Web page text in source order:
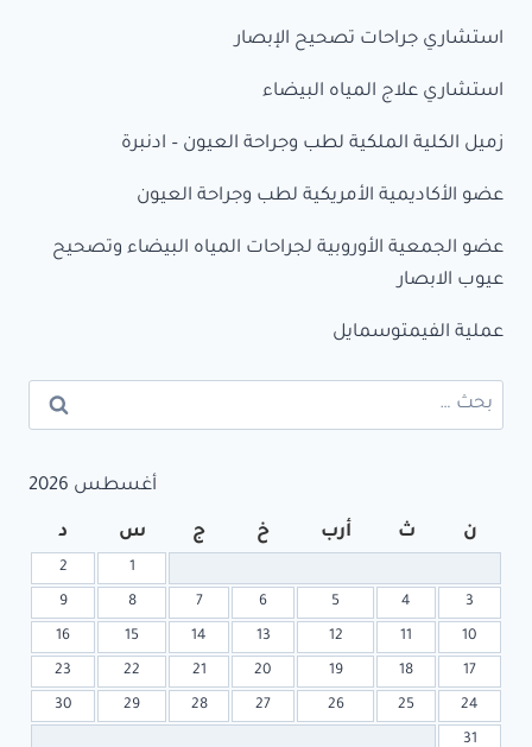
استشاري جراحات تصحيح الإبصار
استشاري علاج المياه البيضاء
زميل الكلية الملكية لطب وجراحة العيون – ادنبرة
عضو الأكاديمية الأمريكية لطب وجراحة العيون
عضو الجمعية الأوروبية لجراحات المياه البيضاء وتصحيح
عيوب الابصار
عملية الفيمتوسمايل
البحث
عن:
أغسطس 2026
ن ث أرب خ ج س د
1
2
3
4
5
6
7
8
9
10
11
12
13
14
15
16
17
18
19
20
21
22
23
24
25
26
27
28
29
30
31